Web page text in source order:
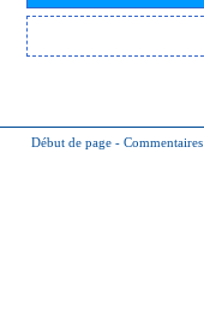
Début de page - Commentaires